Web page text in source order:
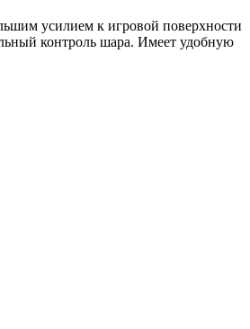
усилием к игровой поверхности
контроль шара. Имеет удобную